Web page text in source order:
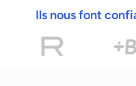
Ils nous font